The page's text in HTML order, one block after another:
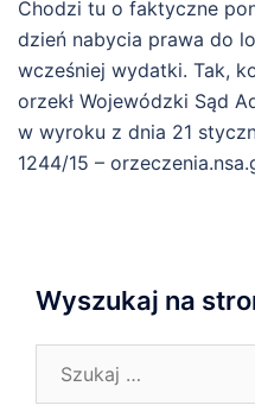
Chodzi tu o faktyczne
dzień nabycia prawa do
wcześniej wydatki. Tak,
orzekł Wojewódzki Sąd
w wyroku z dnia 21
1244/15 –
Wyszukaj na